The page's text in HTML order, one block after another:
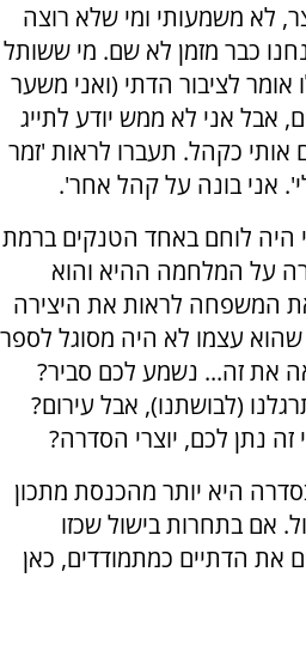
לא משמעותי ומי שלא רוצה
כבר מזמן לא שם. מי ששותל
לציבור הדתי (ואני משער
אבל אני לא ממש יודע לתייג
אותי כקהל. תעברו לראות 'זמר
אני בונה על קהל אחר'.
היה לוחם באחד הטנקים ברמת
על המלחמה ההיא והוא
המשפחה לראות את היצירה
עצמו לא היה מסוגל לספר
את זה... נשמע לכם סביר?
(לבושתנו), אבל עירום?
נתן לכם, יוצרי הסדרה?
היא יותר מהכנסת מתכון
אם בתחרות בישול שכזו
את הדתיים כמתמודדים, כאן